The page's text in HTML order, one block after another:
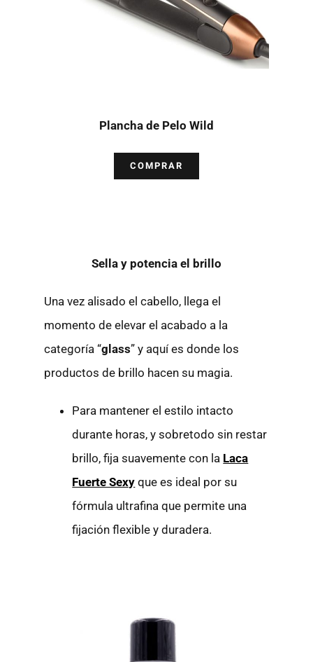
Plancha de Pelo Wild
COMPRAR
Sella y potencia el brillo
Una vez alisado el cabello, llega el
momento de elevar el acabado a la
categoría “glass” y aquí es donde los
productos de brillo hacen su magia.
Para mantener el estilo intacto
durante horas, y sobretodo sin restar
brillo, fija suavemente con la Laca
Fuerte Sexy que es ideal por su
fórmula ultrafina que permite una
fijación flexible y duradera.